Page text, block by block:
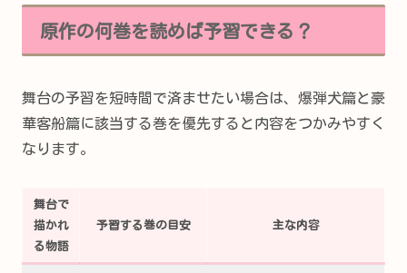
原作の何巻を読めば予習できる？
舞台の予習を短時間で済ませたい場合は、爆弾犬篇と豪
華客船篇に該当する巻を優先すると内容をつかみやすく
なります。
舞台で
描かれ
る物語
予習する巻の目安 主な内容